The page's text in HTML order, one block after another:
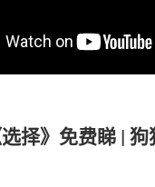
选择》免费睇 |